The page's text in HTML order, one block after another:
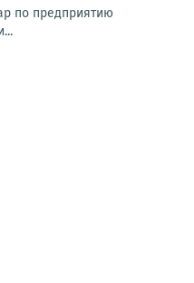
по предприятию